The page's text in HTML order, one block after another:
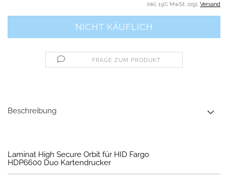
inkl. 19% MwSt. zzgl. Versand
FRAGE ZUM PRODUKT
Beschreibung
Laminat High Secure Orbit für HID Fargo
HDP6600 Duo Kartendrucker